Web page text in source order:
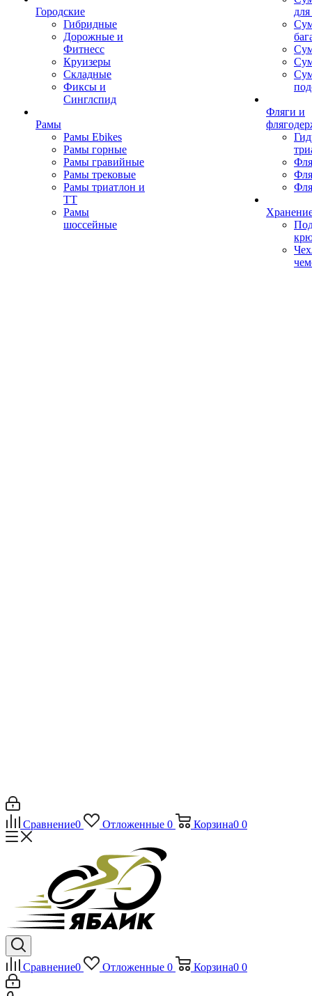
Городские
Гибридные
Дорожные и
Фитнесс
Круизеры
Складные
Фиксы и
Синглспид
Рамы
Рамы Ebikes
Рамы горные
Рамы гравийные
Рамы трековые
Рамы триатлон и
ТТ
Рамы
шоссейные
Фляги и
Сравнение0 Отложенные 0 Корзина0 0
Сравнение0 Отложенные 0 Корзина0 0